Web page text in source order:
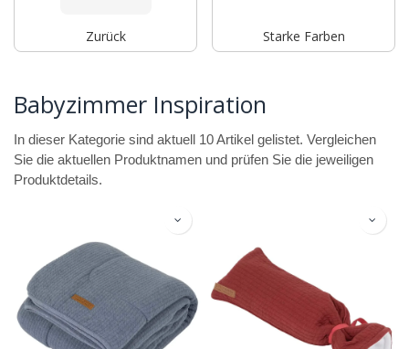
Zurück Starke Farben
Babyzimmer Inspiration
In dieser Kategorie sind aktuell 10 Artikel gelistet. Vergleichen
Sie die aktuellen Produktnamen und prüfen Sie die jeweiligen
Produktdetails.